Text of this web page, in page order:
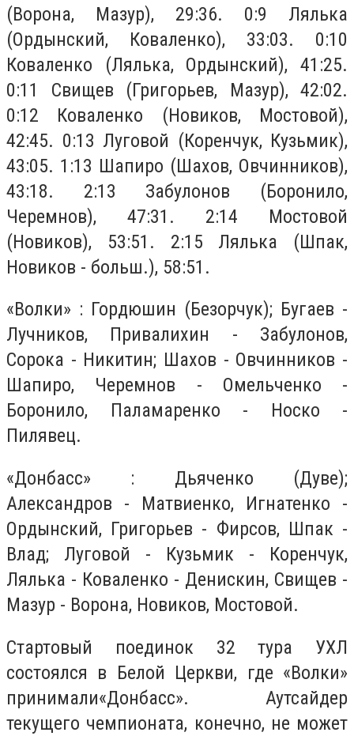
(Ворона, Мазур), 29:36. 0:9 Лялька
(Ордынский, Коваленко), 33:03. 0:10
Коваленко (Лялька, Ордынский), 41:25.
0:11 Свищев (Григорьев, Мазур), 42:02.
0:12 Коваленко (Новиков, Мостовой),
42:45. 0:13 Луговой (Коренчук, Кузьмик),
43:05. 1:13 Шапиро (Шахов, Овчинников),
43:18. 2:13 Забулонов (Боронило,
Черемнов), 47:31. 2:14 Мостовой
(Новиков), 53:51. 2:15 Лялька (Шпак,
Новиков - больш.), 58:51.
«Волки» : Гордюшин (Безорчук); Бугаев -
Лучников, Привалихин - Забулонов,
Сорока - Никитин; Шахов - Овчинников -
Шапиро, Черемнов - Омельченко -
Боронило, Паламаренко - Носко -
Пилявец.
«Донбасс» : Дьяченко (Дуве);
Александров - Матвиенко, Игнатенко -
Ордынский, Григорьев - Фирсов, Шпак -
Влад; Луговой - Кузьмик - Коренчук,
Лялька - Коваленко - Денискин, Свищев -
Мазур - Ворона, Новиков, Мостовой.
Стартовый поединок 32 тура УХЛ
состоялся в Белой Церкви, где «Волки»
принимали«Донбасс». Аутсайдер
текущего чемпионата, конечно, не может